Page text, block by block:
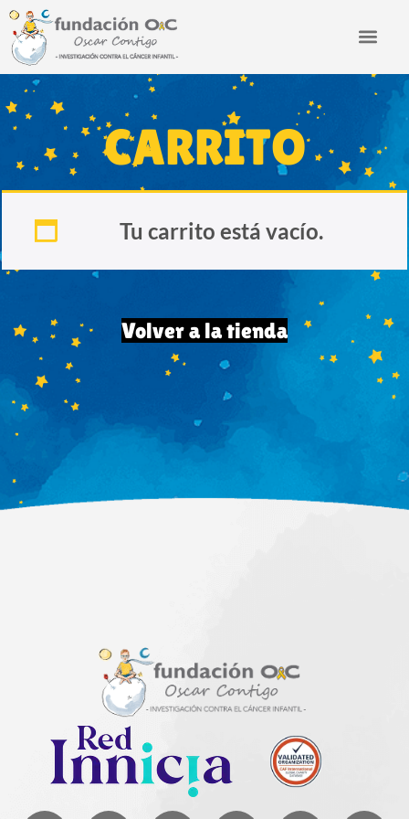
CARRITO
Tu carrito está vacío.
Volver a la tienda